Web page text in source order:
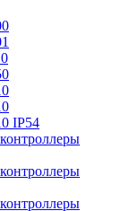
IP54